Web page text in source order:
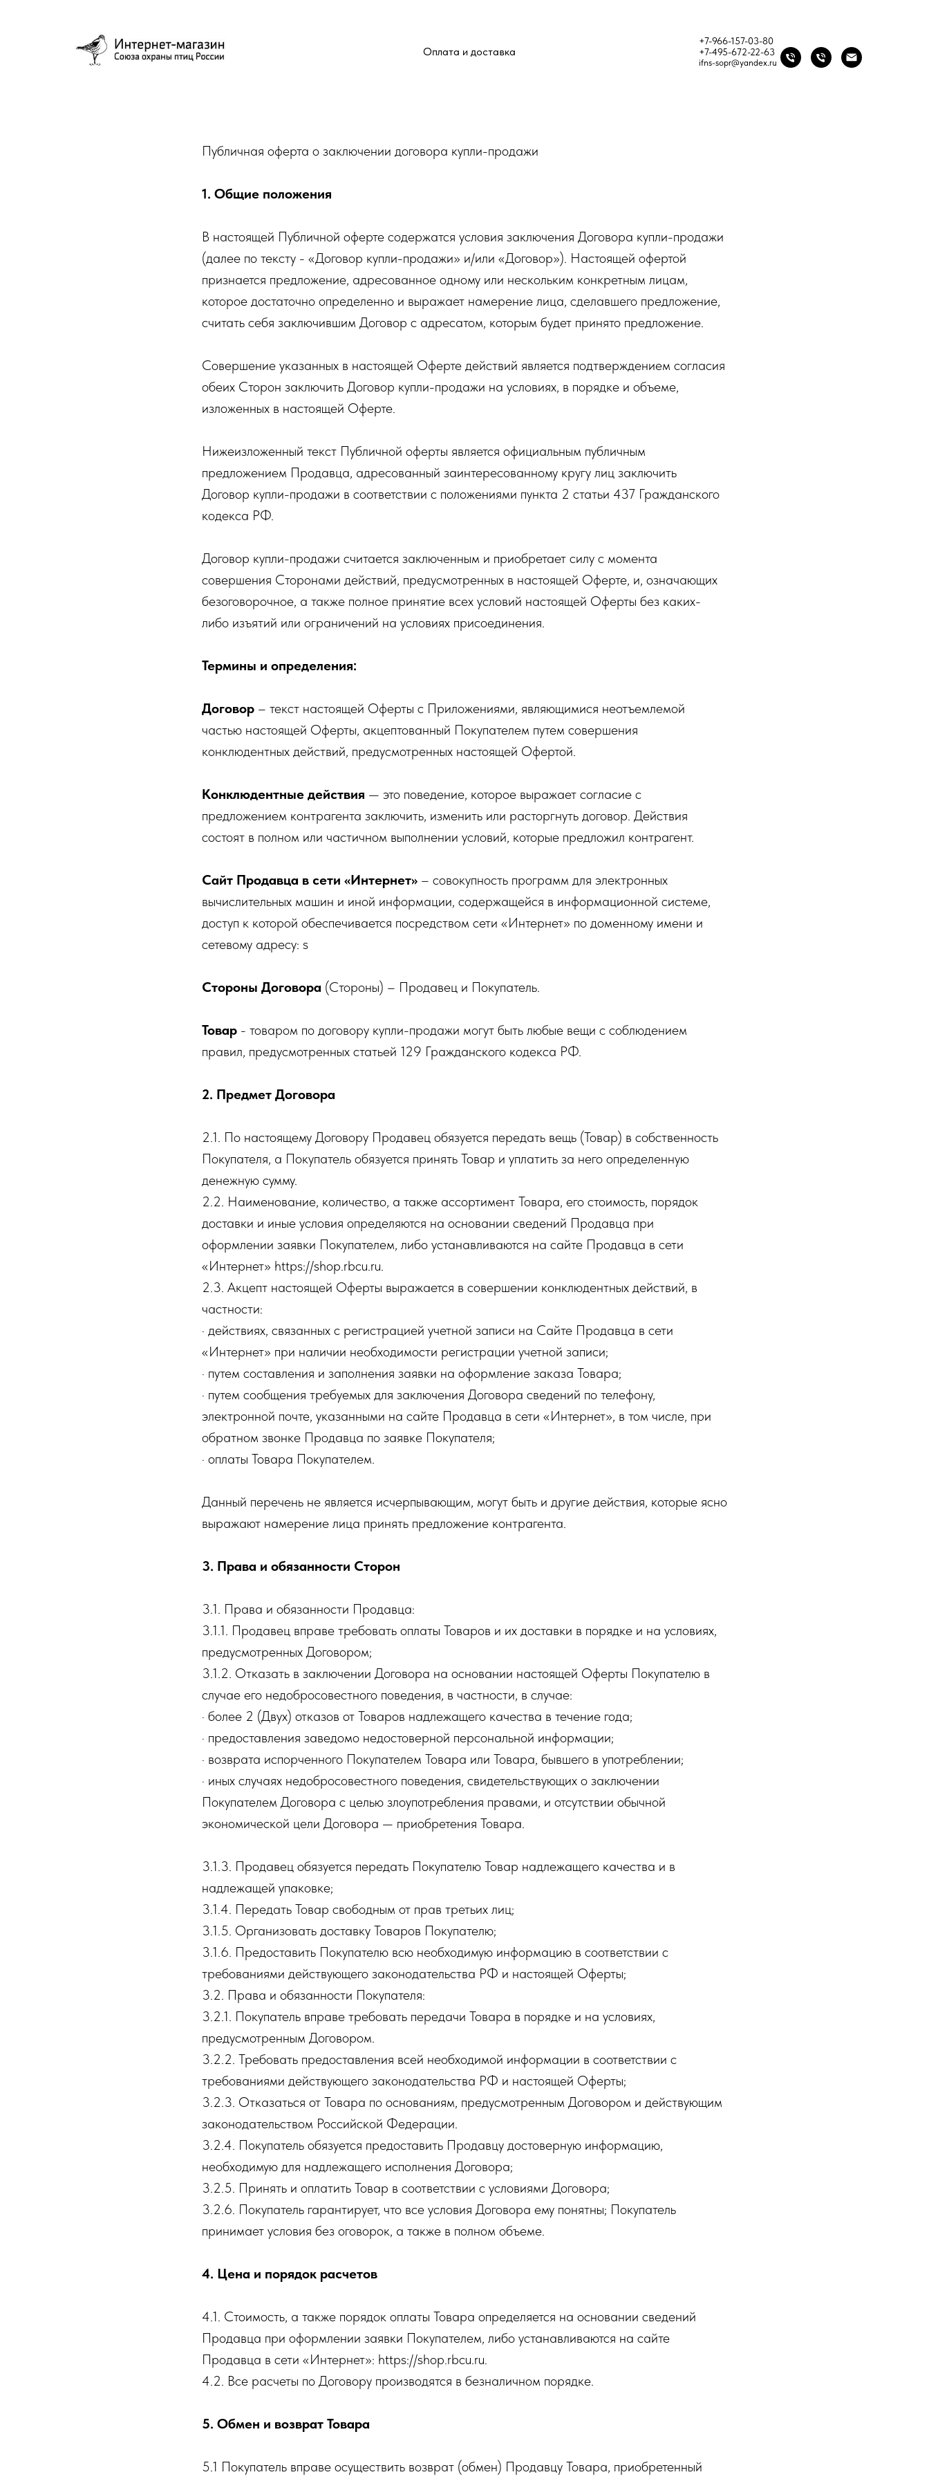
Оплата и доставка
+7-966-157-03-80
+7-495-672-22-63
ifns-sopr@yandex.ru
Публичная оферта о заключении договора купли-продажи
1. Общие положения
В настоящей Публичной оферте содержатся условия заключения Договора купли-продажи
(далее по тексту - «Договор купли-продажи» и/или «Договор»). Настоящей офертой
признается предложение, адресованное одному или нескольким конкретным лицам,
которое достаточно определенно и выражает намерение лица, сделавшего предложение,
считать себя заключившим Договор с адресатом, которым будет принято предложение.
Совершение указанных в настоящей Оферте действий является подтверждением согласия
обеих Сторон заключить Договор купли-продажи на условиях, в порядке и объеме,
изложенных в настоящей Оферте.
Нижеизложенный текст Публичной оферты является официальным публичным
предложением Продавца, адресованный заинтересованному кругу лиц заключить
Договор купли-продажи в соответствии с положениями пункта 2 статьи 437 Гражданского
кодекса РФ.
Договор купли-продажи считается заключенным и приобретает силу с момента
совершения Сторонами действий, предусмотренных в настоящей Оферте, и, означающих
безоговорочное, а также полное принятие всех условий настоящей Оферты без каких-
либо изъятий или ограничений на условиях присоединения.
Термины и определения:
Договор – текст настоящей Оферты с Приложениями, являющимися неотъемлемой
частью настоящей Оферты, акцептованный Покупателем путем совершения
конклюдентных действий, предусмотренных настоящей Офертой.
Конклюдентные действия — это поведение, которое выражает согласие с
предложением контрагента заключить, изменить или расторгнуть договор. Действия
состоят в полном или частичном выполнении условий, которые предложил контрагент.
Сайт Продавца в сети «Интернет» – совокупность программ для электронных
вычислительных машин и иной информации, содержащейся в информационной системе,
доступ к которой обеспечивается посредством сети «Интернет» по доменному имени и
сетевому адресу: s
Стороны Договора (Стороны) – Продавец и Покупатель.
Товар - товаром по договору купли-продажи могут быть любые вещи с соблюдением
правил, предусмотренных статьей 129 Гражданского кодекса РФ.
2. Предмет Договора
2.1. По настоящему Договору Продавец обязуется передать вещь (Товар) в собственность
Покупателя, а Покупатель обязуется принять Товар и уплатить за него определенную
денежную сумму.
2.2. Наименование, количество, а также ассортимент Товара, его стоимость, порядок
доставки и иные условия определяются на основании сведений Продавца при
оформлении заявки Покупателем, либо устанавливаются на сайте Продавца в сети
«Интернет» https://shop.rbcu.ru.
2.3. Акцепт настоящей Оферты выражается в совершении конклюдентных действий, в
частности:
· действиях, связанных с регистрацией учетной записи на Сайте Продавца в сети
«Интернет» при наличии необходимости регистрации учетной записи;
· путем составления и заполнения заявки на оформление заказа Товара;
· путем сообщения требуемых для заключения Договора сведений по телефону,
электронной почте, указанными на сайте Продавца в сети «Интернет», в том числе, при
обратном звонке Продавца по заявке Покупателя;
· оплаты Товара Покупателем.
Данный перечень не является исчерпывающим, могут быть и другие действия, которые ясно
выражают намерение лица принять предложение контрагента.
3. Права и обязанности Сторон
3.1. Права и обязанности Продавца:
3.1.1. Продавец вправе требовать оплаты Товаров и их доставки в порядке и на условиях,
предусмотренных Договором;
3.1.2. Отказать в заключении Договора на основании настоящей Оферты Покупателю в
случае его недобросовестного поведения, в частности, в случае:
· более 2 (Двух) отказов от Товаров надлежащего качества в течение года;
· предоставления заведомо недостоверной персональной информации;
· возврата испорченного Покупателем Товара или Товара, бывшего в употреблении;
· иных случаях недобросовестного поведения, свидетельствующих о заключении
Покупателем Договора с целью злоупотребления правами, и отсутствии обычной
экономической цели Договора — приобретения Товара.
3.1.3. Продавец обязуется передать Покупателю Товар надлежащего качества и в
надлежащей упаковке;
3.1.4. Передать Товар свободным от прав третьих лиц;
3.1.5. Организовать доставку Товаров Покупателю;
3.1.6. Предоставить Покупателю всю необходимую информацию в соответствии с
требованиями действующего законодательства РФ и настоящей Оферты;
3.2. Права и обязанности Покупателя:
3.2.1. Покупатель вправе требовать передачи Товара в порядке и на условиях,
предусмотренным Договором.
3.2.2. Требовать предоставления всей необходимой информации в соответствии с
требованиями действующего законодательства РФ и настоящей Оферты;
3.2.3. Отказаться от Товара по основаниям, предусмотренным Договором и действующим
законодательством Российской Федерации.
3.2.4. Покупатель обязуется предоставить Продавцу достоверную информацию,
необходимую для надлежащего исполнения Договора;
3.2.5. Принять и оплатить Товар в соответствии с условиями Договора;
3.2.6. Покупатель гарантирует, что все условия Договора ему понятны; Покупатель
принимает условия без оговорок, а также в полном объеме.
4. Цена и порядок расчетов
4.1. Стоимость, а также порядок оплаты Товара определяется на основании сведений
Продавца при оформлении заявки Покупателем, либо устанавливаются на сайте
Продавца в сети «Интернет»: https://shop.rbcu.ru.
4.2. Все расчеты по Договору производятся в безналичном порядке.
5. Обмен и возврат Товара
5.1 Покупатель вправе осуществить возврат (обмен) Продавцу Товара, приобретенный